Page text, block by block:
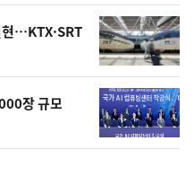
…KTX·SRT
장 규모